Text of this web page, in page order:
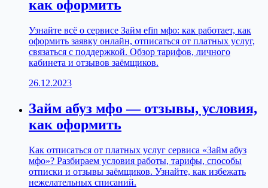
как оформить
Узнайте всё о сервисе Займ efin мфо: как работает, как
оформить заявку онлайн, отписаться от платных услуг,
связаться с поддержкой. Обзор тарифов, личного
кабинета и отзывов заёмщиков.
26.12.2023
Займ абуз мфо — отзывы, условия,
как оформить
Как отписаться от платных услуг сервиса «Займ абуз
мфо»? Разбираем условия работы, тарифы, способы
отписки и отзывы заёмщиков. Узнайте, как избежать
нежелательных списаний.